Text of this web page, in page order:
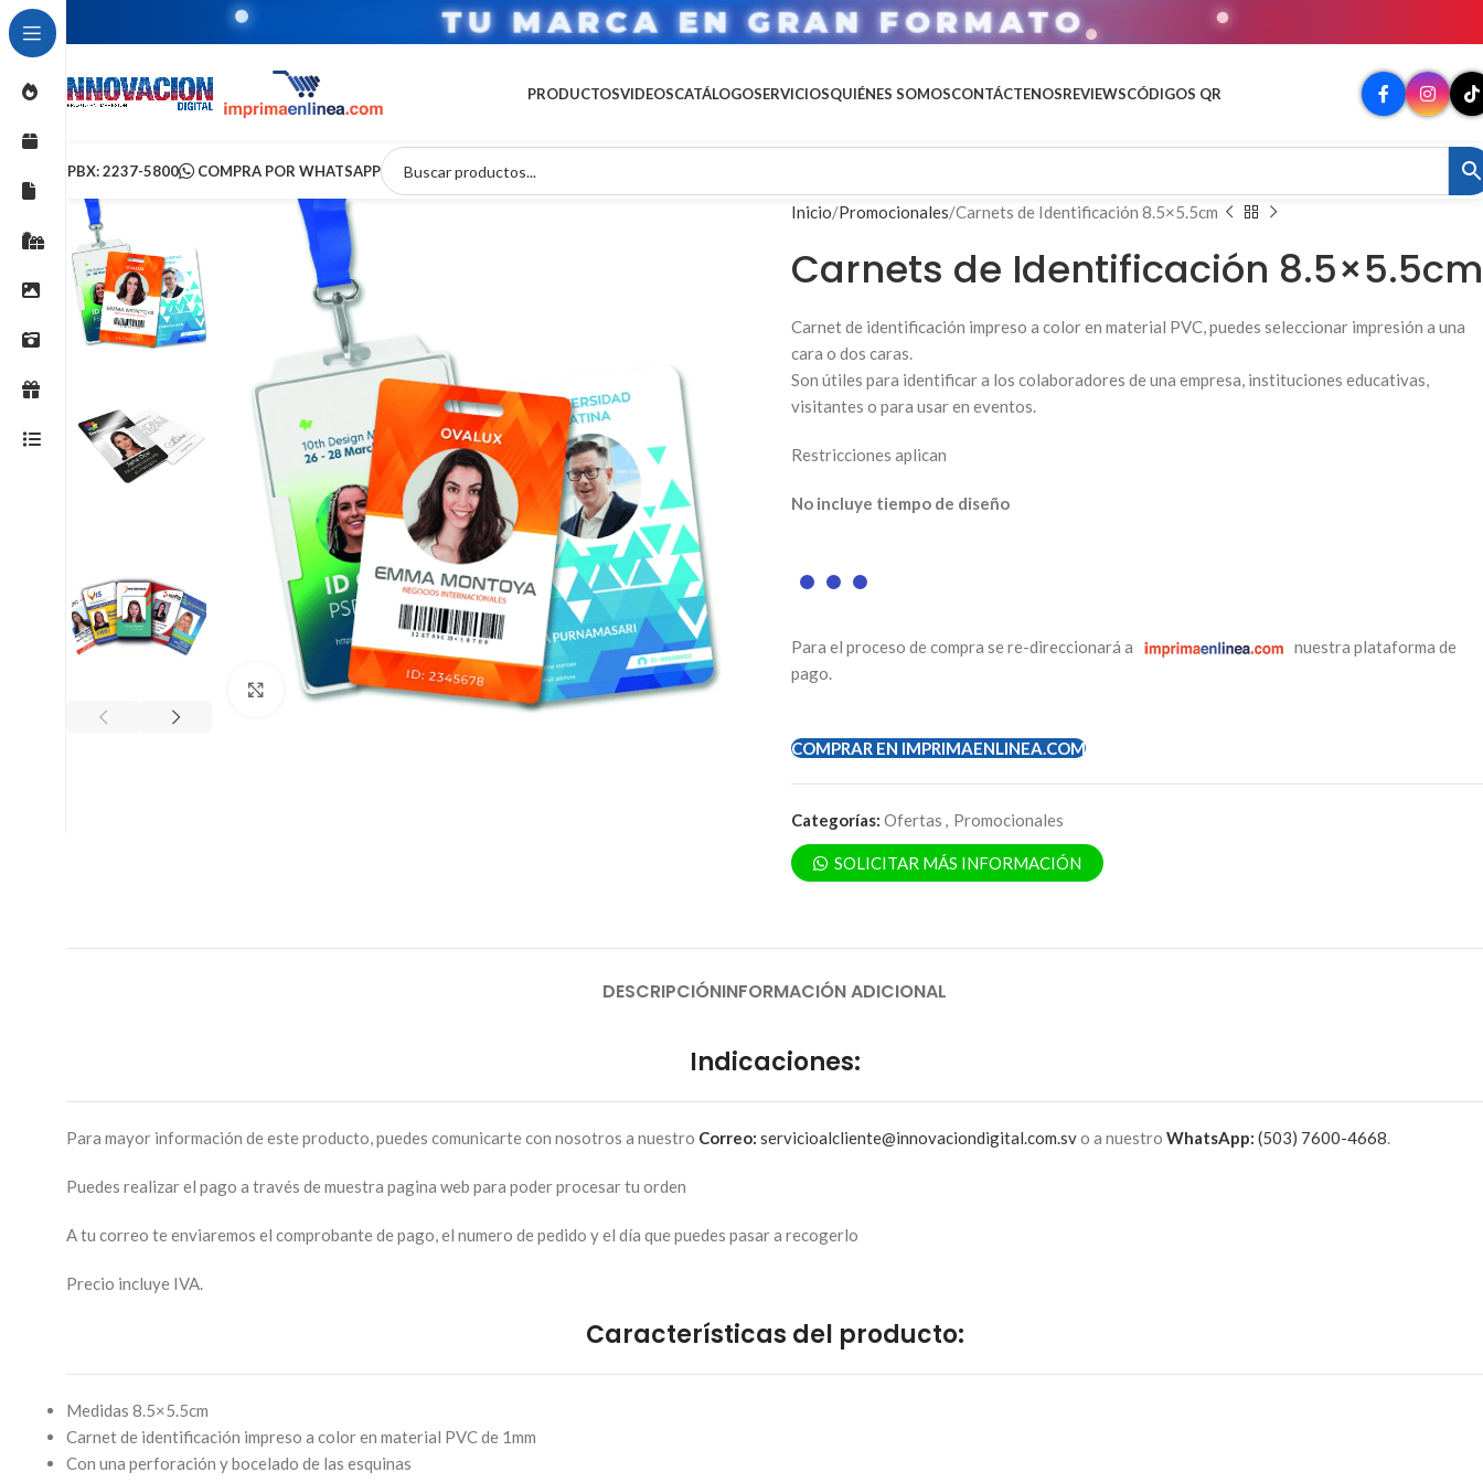
TU MARCA EN GRAN FORMATO
PRODUCTOSVIDEOSCATÁLOGOSERVICIOSQUIÉNES SOMOSCONTÁCTENOSREVIEWSCÓDIGOS QR
PBX: 2237-5800 COMPRA POR WHATSAPP
Clic para ampliar
Inicio Promocionales Carnets de Identificación 8.5×5.5cm
Carnets de Identificación 8.5×5.5cm
Carnet de identificación impreso a color en material PVC, puedes seleccionar impresión a una
cara o dos caras.
Son útiles para identificar a los colaboradores de una empresa, instituciones educativas,
visitantes o para usar en eventos.
Restricciones aplican
No incluye tiempo de diseño
Para el proceso de compra se re-direccionará a
nuestra plataforma de
pago.
COMPRAR EN IMPRIMAENLINEA.COM
Categorías: Ofertas , Promocionales
SOLICITAR MÁS INFORMACIÓN
DESCRIPCIÓNINFORMACIÓN ADICIONAL
Indicaciones:
Para mayor información de este producto, puedes comunicarte con nosotros a nuestro Correo: servicioalcliente@innovaciondigital.com.svo a nuestro WhatsApp: (503) 7600-4668.
Puedes realizar el pago a través de muestra pagina web para poder procesar tu orden
A tu correo te enviaremos el comprobante de pago, el numero de pedido y el día que puedes pasar a recogerlo
Precio incluye IVA.
Características del producto:
Medidas 8.5×5.5cm
Carnet de identificación impreso a color en material PVC de 1mm
Con una perforación y bocelado de las esquinas